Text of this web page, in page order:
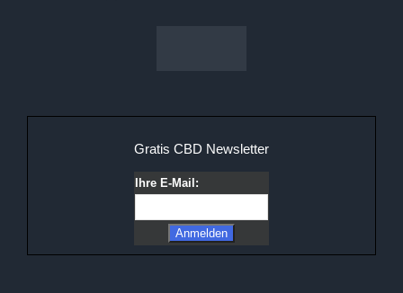
Gratis CBD Newsletter
Ihre E-Mail: